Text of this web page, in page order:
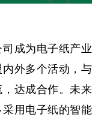
成为电子纸产业
外多个活动，与
达成合作。未来
用电子纸的智能